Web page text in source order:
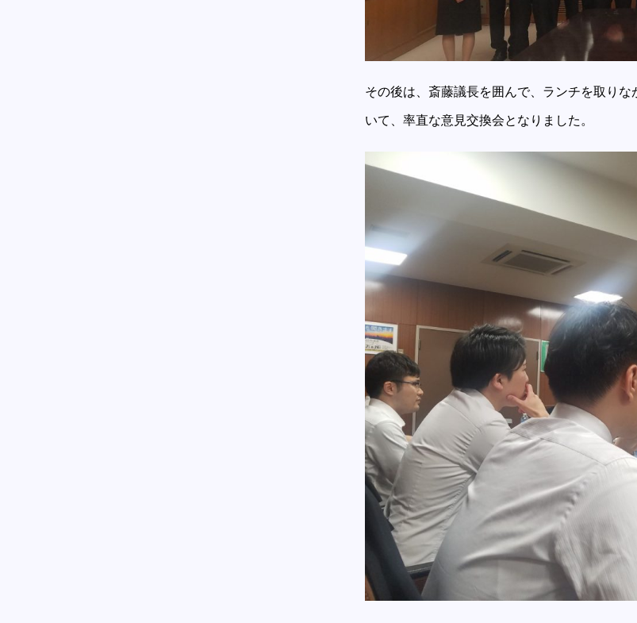
その後は、斎藤議長を囲んで、ランチを取り
いて、率直な意見交換会となりました。